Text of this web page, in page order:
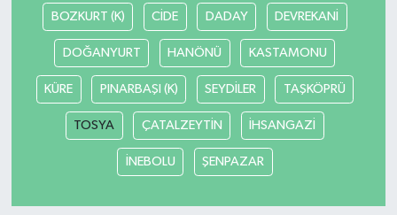
BOZKURT (K) CİDE DADAY DEVREKANİ
DOĞANYURT HANÖNÜ KASTAMONU
KÜRE PINARBAŞI (K) SEYDİLER TAŞKÖPRÜ
TOSYA ÇATALZEYTİN İHSANGAZİ
İNEBOLU ŞENPAZAR